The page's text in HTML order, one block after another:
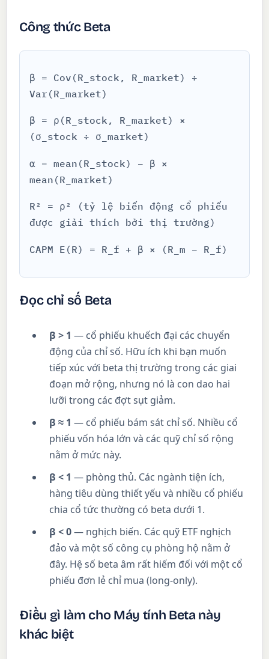
Công thức Beta
β = Cov(R_stock, R_market) ÷
Var(R_market)
β = ρ(R_stock, R_market) ×
(σ_stock ÷ σ_market)
α = mean(R_stock) − β ×
mean(R_market)
R² = ρ² (tỷ lệ biến động cổ phiếu
được giải thích bởi thị trường)
CAPM E(R) = R_f + β × (R_m − R_f)
Đọc chỉ số Beta
β > 1 — cổ phiếu khuếch đại các chuyển
động của chỉ số. Hữu ích khi bạn muốn
tiếp xúc với beta thị trường trong các giai
đoạn mở rộng, nhưng nó là con dao hai
lưỡi trong các đợt sụt giảm.
β ≈ 1 — cổ phiếu bám sát chỉ số. Nhiều cổ
phiếu vốn hóa lớn và các quỹ chỉ số rộng
nằm ở mức này.
β < 1 — phòng thủ. Các ngành tiện ích,
hàng tiêu dùng thiết yếu và nhiều cổ phiếu
chia cổ tức thường có beta dưới 1.
β < 0— nghịch biến. Các quỹ ETF nghịch
đảo và một số công cụ phòng hộ nằm ở
đây. Hệ số beta âm rất hiếm đối với một cổ
phiếu đơn lẻ chỉ mua (long-only).
Điều gì làm cho Máy tính Beta này
khác biệt